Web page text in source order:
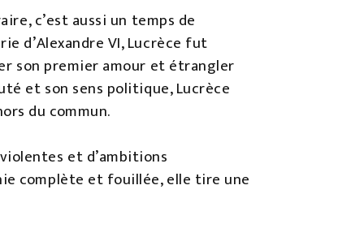
c’est aussi un temps de
d’Alexandre VI, Lucrèce fut
son premier amour et étrangler
et son sens politique, Lucrèce
du commun.
et d’ambitions
complète et fouillée, elle tire une